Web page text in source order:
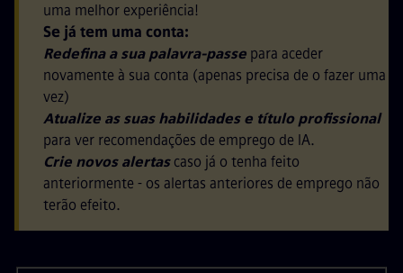
uma melhor experiência!
Se já tem uma conta:
Redefina a sua palavra-passe para aceder
novamente à sua conta (apenas precisa de o fazer uma
vez)
Atualize as suas habilidades e título profissional
para ver recomendações de emprego de IA.
Crie novos alertascaso já o tenha feito
anteriormente - os alertas anteriores de emprego não
terão efeito.